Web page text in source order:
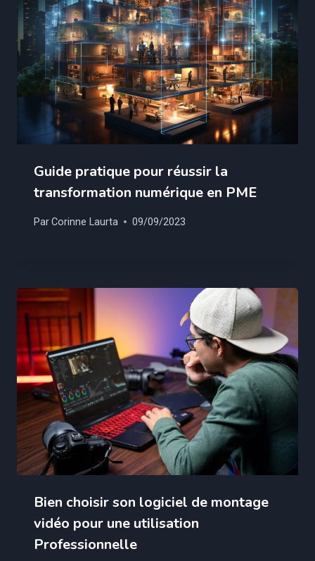
Guide pratique pour réussir la
transformation numérique en PME
ParCorinne Laurta 09/09/2023
Bien choisir son logiciel de montage
vidéo pour une utilisation
Professionnelle